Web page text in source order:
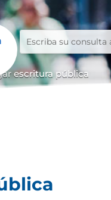
escritura pública